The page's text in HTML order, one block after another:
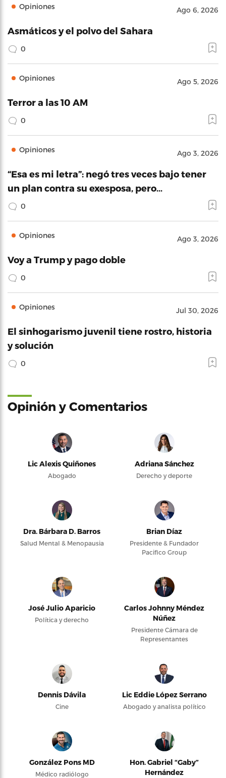
Opiniones Ago 6, 2026
Asmáticos y el polvo del Sahara
0
Opiniones Ago 5, 2026
Terror a las 10 AM
0
Opiniones Ago 3, 2026
“Esa es mi letra”: negó tres veces bajo tener
un plan contra su exesposa, pero…
0
Opiniones Ago 3, 2026
Voy a Trump y pago doble
0
Opiniones Jul 30, 2026
El sinhogarismo juvenil tiene rostro, historia
y solución
0
Opinión y Comentarios
Lic Alexis Quiñones
Abogado
Adriana Sánchez
Derecho y deporte
Dra. Bárbara D. Barros
Salud Mental & Menopausia
Brian Díaz
Presidente & Fundador
Pacifico Group
José Julio Aparicio
Política y derecho
Carlos Johnny Méndez
Núñez
Presidente Cámara de
Representantes
Dennis Dávila
Cine
Lic Eddie López Serrano
Abogado y analista político
González Pons MD
Médico radiólogo
Hon. Gabriel “Gaby”
Hernández